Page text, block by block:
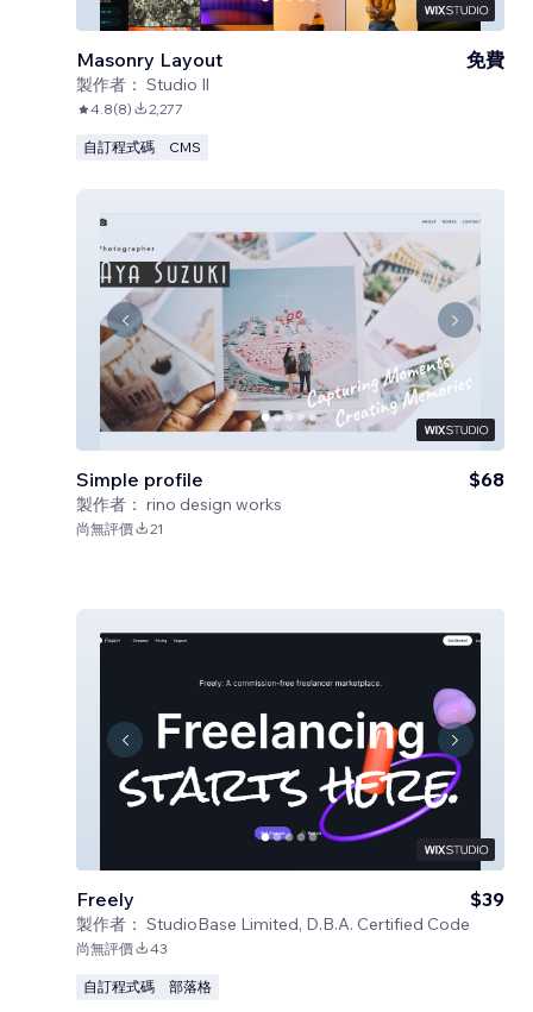
Masonry Layout
製作者： Studio Il
免費
4.8(8) 2,277
自訂程式碼 CMS
Simple profile
製作者： rino design works
$68
尚無評價 21
Freely
製作者： StudioBase Limited, D.B.A. Certified Code
$39
尚無評價 43
自訂程式碼 部落格